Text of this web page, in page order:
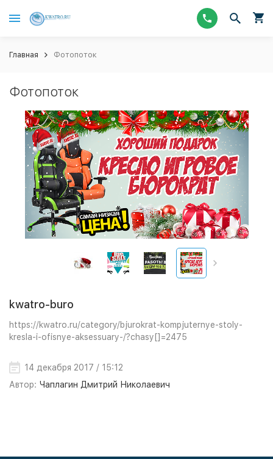
Главная Фотопоток
Фотопоток
kwatro-buro
https://kwatro.ru/category/bjurokrat-kompjuternye-stoly-
kresla-i-ofisnye-aksessuary-/?chasy[]=2475
14 декабря 2017 / 15:12
Автор: Чаплагин Дмитрий Николаевич